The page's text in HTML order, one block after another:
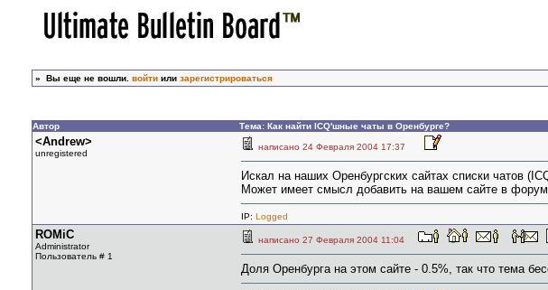
» Вы еще не вошли. войти или зарегистрироваться
Автор Тема: Как найти ICQ'шные чаты в Оренбурге?
<Andrew>
unregistered
написано 24 Февраля 2004 17:37
Искал на наших Оренбургских сайтах списки чатов
Может имеет смысл добавить на вашем сайте в
IP: Logged
ROMiC
Administrator
Пользователь # 1
написано 27 Февраля 2004 11:04
Доля Оренбурга на этом сайте - 0.5%, так что тема